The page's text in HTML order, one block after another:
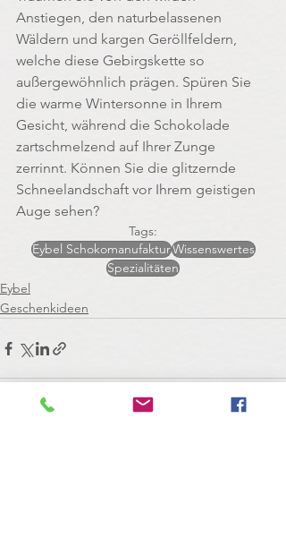
Anstiegen, den naturbelassenen
Wäldern und kargen Geröllfeldern,
welche diese Gebirgskette so
außergewöhnlich prägen. Spüren Sie
die warme Wintersonne in Ihrem
Gesicht, während die Schokolade
zartschmelzend auf Ihrer Zunge
zerrinnt. Können Sie die glitzernde
Schneelandschaft vor Ihrem geistigen
Auge sehen?
Tags:
Eybel SchokomanufakturWissenswertes
Spezialitäten
Eybel
Geschenkideen